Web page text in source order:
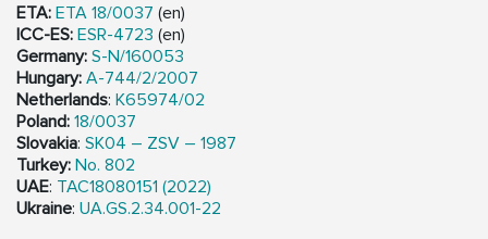
ETA: ETA 18/0037 (en)
ICC-ES: ESR-4723 (en)
Germany: S-N/160053
Hungary: A-744/2/2007
Netherlands: K65974/02
Poland: 18/0037
Slovakia: SK04 – ZSV – 1987
Turkey: No. 802
UAE: TAC18080151 (2022)
Ukraine: UA.GS.2.34.001-22